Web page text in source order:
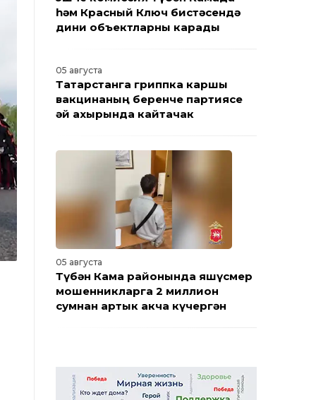
һәм Красный Ключ бистәсендә
дини объектларны карады
05 августа
Татарстанга гриппка каршы
вакцинаның беренче партиясе
җәй ахырында кайтачак
05 августа
Түбән Кама районында яшүсмер
мошенникларга 2 миллион
сумнан артык акча күчергән
онытма: Кама елгасында 79
хокук бозу очрагы теркәлгән